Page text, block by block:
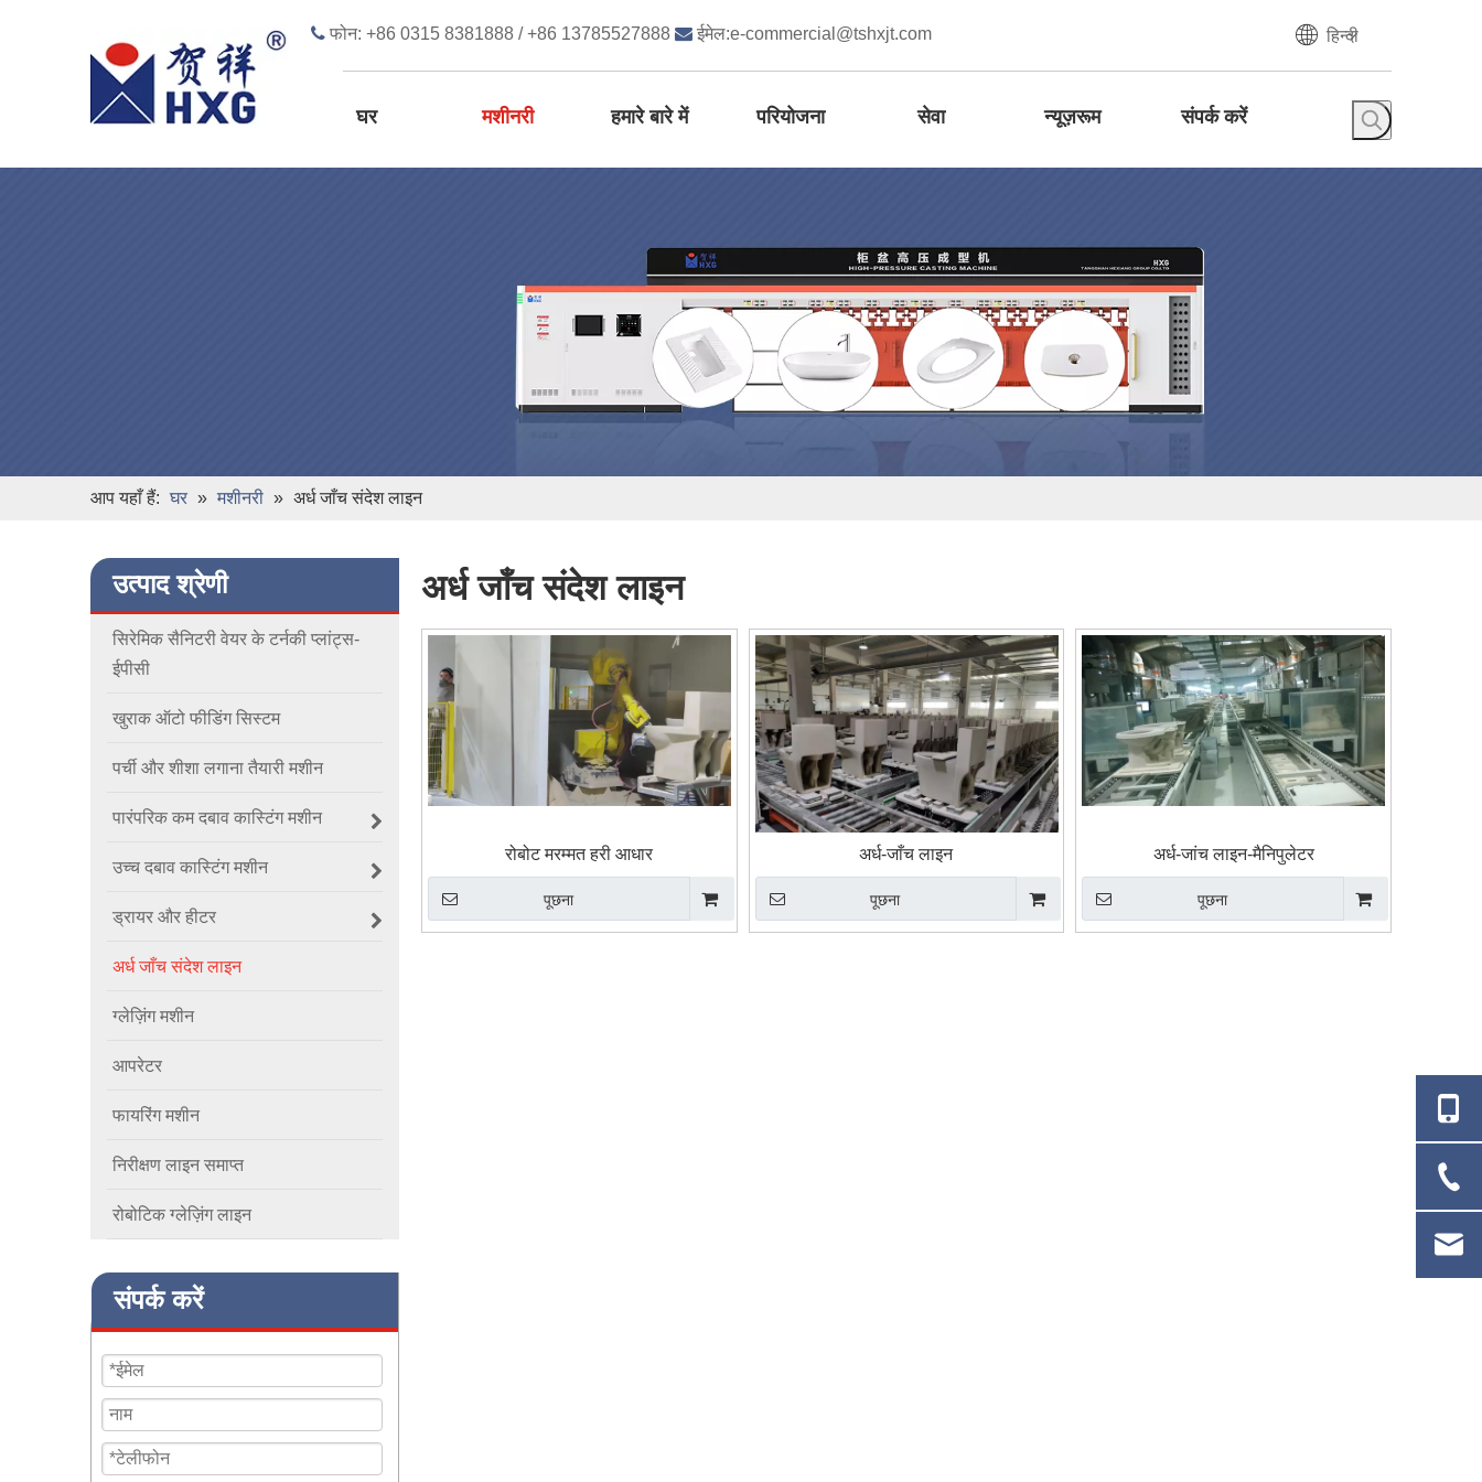
 फोन: +86 0315 8381888 / +86 13785527888  ईमेल:e-commercial@tshxjt.com हिन्दी
घर मशीनरी हमारे बारे में परियोजना सेवा न्यूज़रूम संपर्क करें
आप यहाँ हैं: घर » मशीनरी » अर्ध जाँच संदेश लाइन
उत्पाद श्रेणी
सिरेमिक सैनिटरी वेयर के टर्नकी प्लांट्स-
ईपीसी
खुराक ऑटो फीडिंग सिस्टम
पर्ची और शीशा लगाना तैयारी मशीन
पारंपरिक कम दबाव कास्टिंग मशीन
उच्च दबाव कास्टिंग मशीन
ड्रायर और हीटर
अर्ध जाँच संदेश लाइन
ग्लेज़िंग मशीन
आपरेटर
फायरिंग मशीन
निरीक्षण लाइन समाप्त
रोबोटिक ग्लेज़िंग लाइन
संपर्क करें
अर्ध जाँच संदेश लाइन
रोबोट मरम्मत हरी आधार
पूछना
अर्ध-जाँच लाइन
पूछना
अर्ध-जांच लाइन-मैनिपुलेटर
पूछना